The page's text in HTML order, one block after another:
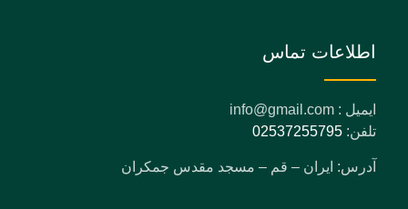
اطلاعات تماس
ایمیل : info@gmail.com
تلفن: 02537255795
آدرس: ایران – قم – مسجد مقدس جمکران